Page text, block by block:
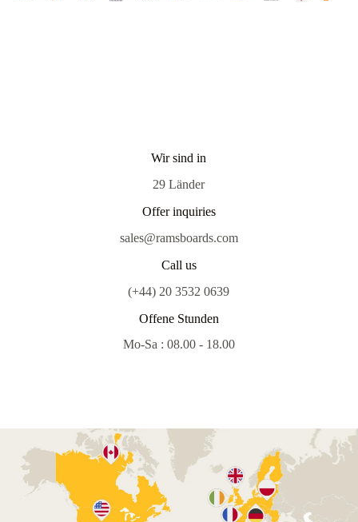
Wir sind in
29 Länder
Offer inquiries
sales@ramsboards.com
Call us
(+44) 20 3532 0639
Offene Stunden
Mo-Sa : 08.00 - 18.00